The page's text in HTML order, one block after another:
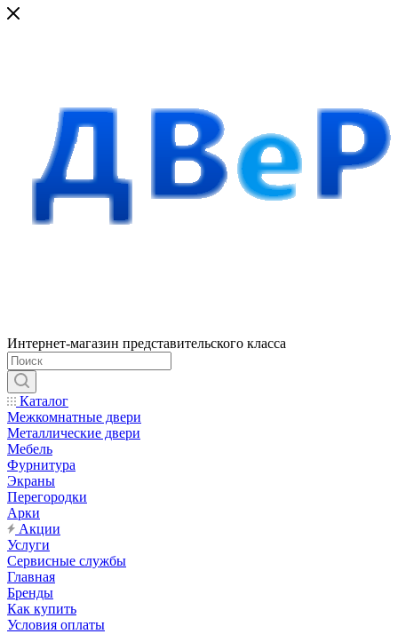
Интернет-магазин представительского класса
Каталог
Межкомнатные двери
Металлические двери
Мебель
Фурнитура
Экраны
Перегородки
Арки
Акции
Услуги
Сервисные службы
Главная
Бренды
Как купить
Условия оплаты